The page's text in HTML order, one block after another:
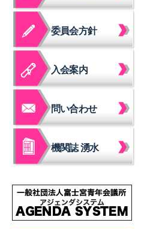
委員会方針
入会案内
問い合わせ
機関誌 湧水